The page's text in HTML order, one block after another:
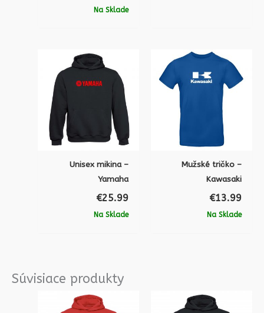
Na Sklade
Unisex mikina –
Yamaha
€25.99
Na Sklade
Mužské tričko –
Kawasaki
€13.99
Na Sklade
Súvisiace produkty